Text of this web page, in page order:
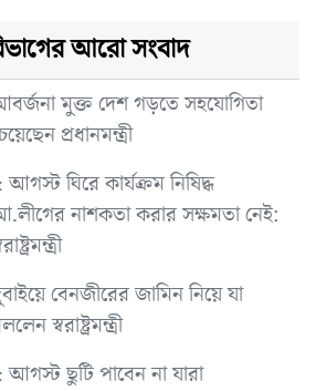
আরো সংবাদ
মুক্ত দেশ গড়তে সহযোগিতা
প্রধানমন্ত্রী
আগস্ট ঘিরে কার্যক্রম নিষিদ্ধ
নাশকতা করার সক্ষমতা নেই:
বেনজীরের জামিন নিয়ে যা
স্বরাষ্ট্রমন্ত্রী
আগস্ট ছুটি পাবেন না যারা